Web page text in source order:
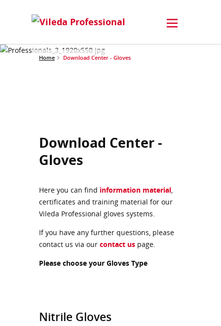
Home Download Center - Gloves
Download Center -
Gloves
Here you can find information material
certificates and training material for our
Vileda Professional gloves systems.
If you have any further questions, please
contact us via our contact us page.
Please choose your Gloves Type
Nitrile Gloves